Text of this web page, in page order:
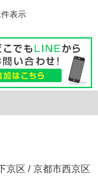
表示
京区 / 京都市西京区